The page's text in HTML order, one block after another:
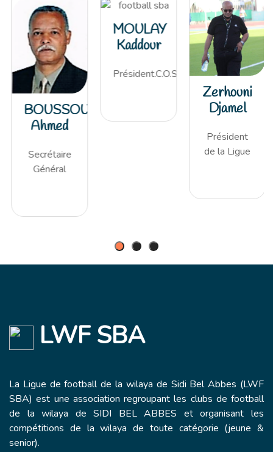
BOUSSOUAR
Ahmed
Secrétaire
Général
MOULAY
Kaddour
Président.C.O.S
Zerhouni
Djamel
Président
de la Ligue
LWF SBA
La Ligue de football de la wilaya de Sidi Bel Abbes (LWF
SBA) est une association regroupant les clubs de football
de la wilaya de SIDI BEL ABBES et organisant les
compétitions de la wilaya de toute catégorie (jeune &
senior).